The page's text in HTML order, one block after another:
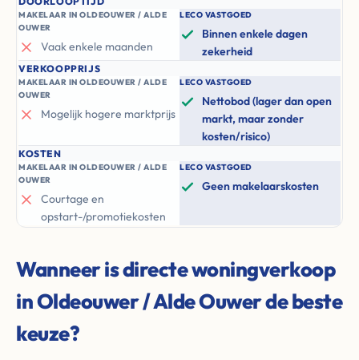
MAKELAAR IN OLDEOUWER / ALDE
OUWER
Vaak enkele maanden
LECO VASTGOED
Binnen enkele dagen
zekerheid
VERKOOPPRIJS
MAKELAAR IN OLDEOUWER / ALDE
OUWER
Mogelijk hogere marktprijs
LECO VASTGOED
Nettobod (lager dan open
markt, maar zonder
kosten/risico)
KOSTEN
MAKELAAR IN OLDEOUWER / ALDE
OUWER
Courtage en
opstart-/promotiekosten
LECO VASTGOED
Geen makelaarskosten
Wanneer is directe woningverkoop
in Oldeouwer / Alde Ouwer de beste
keuze?